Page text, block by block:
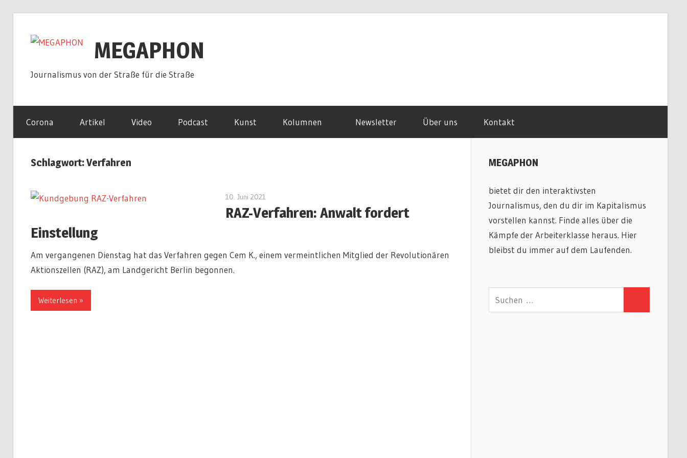
Inhalt
MEGAPHON
Journalismus von der Straße für die Straße
Corona Artikel Video Podcast Kunst Kolumnen Newsletter Über uns Kontakt
Schlagwort:Verfahren
10. Juni 2021
RAZ-Verfahren: Anwalt fordert
Einstellung
Am vergangenen Dienstag hat das Verfahren gegen Cem K., einem vermeintlichen Mitglied der Revolutionären
Aktionszellen (RAZ), am Landgericht Berlin begonnen.
Weiterlesen
MEGAPHON
bietet dir den interaktivsten
Journalismus, den du dir im Kapitalismus
vorstellen kannst. Finde alles über die
Kämpfe der Arbeiterklasse heraus. Hier
bleibst du immer auf dem Laufenden.